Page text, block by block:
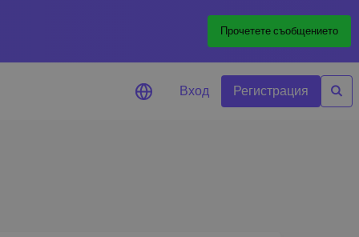
Прочетете съобщението
Вход Регистрация